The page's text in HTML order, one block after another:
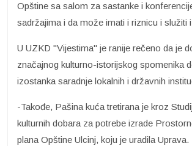
Opštine sa salom za sastanke i
sadržajima i da može imati i riznicu i služiti
U UZKD "Vijestima" je ranije rečeno da je
značajnog kulturno-istorijskog spomenika
izostanka saradnje lokalnih i državnih
-Takođe, Pašina kuća tretirana je kroz
kulturnih dobara za potrebe izrade
plana Opštine Ulcinj, koju je uradila Uprava.